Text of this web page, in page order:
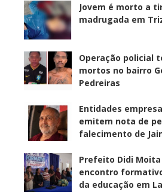
Jovem é morto a
madrugada em
Operação policial
mortos no bairro
Pedreiras
Entidades
emitem nota de
falecimento de
Prefeito Didi
encontro
da educação em